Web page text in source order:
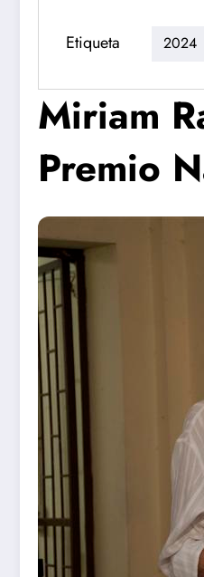
Etiqueta 2024
Miriam
Premio
Santa